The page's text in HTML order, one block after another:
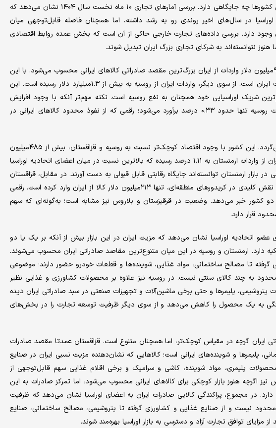
ایران تبدیل شده‌اند و سهم کالاهای ایرانی در این کشورها چه جایگاهی دارد. بررسی آمارهای تجاری ۱۰ ماه نخست سال ۱۴۰۴ نشان می‌دهد که
در سال‌های اخیر روندی رو به رشد داشته، اما همچنان فاصله قابل‌توجهی میان
دارد. بررسی داده‌های تجارت خارجی حاکی از آن است که بخش عمده روابط اقتصادی
هنوز نتوانسته‌اند به شرکای تجاری بزرگ ایران تبدیل شوند.
در میان پنج عضو اتحادیه، روسیه با بیش از ۹۲۵‌میلیون دلار واردات از ایران بزرگ‌ترین مقصد صادراتی کالاهای ایرانی محسوب می‌شود. با این
حال، این رقم تنها معادل ۲.۰۶ درصد کل صادرات ایران است. از سوی دیگر، واردات ایران از روسیه به بیش از ۱.۳‌میلیارد دلار رسیده است. این
شریک اوراسیایی خود همچنان به نفع روسیه است. نکته مهم‌تر آنکه با وجود افزایش
تعاملات سیاسی و اقتصادی، سهم ایران از واردات روسیه تنها حدود ۰.۳۳ درصد برآورد می‌شود؛ رقمی که از نفوذ محدود کالاهای ایرانی در
دومین نکته قابل‌توجه به جایگاه ارمنستان بازمی‌گردد. این کشور با وجود اقتصاد کوچک‌تر نسبت به روسیه و قزاقستان، بیش از ۴۸۵‌میلیون
دلار کالا از ایران وارد کرده است. همچنین سهم ایران از واردات ارمنستان به ۱.۱۱ درصد رسیده که بالاترین نسبت در میان اعضای اتحادیه اوراسیا
ارمنستان توانسته‌اند جایگاه رقابتی قابل قبولی به دست آورند. در مقابل، قزاقستان
با وجود وسعت جغرافیایی، جمعیت قابل‌توجه و نقش کلیدی در کریدورهای منطقه‌ای، تنها ۲۱۳‌میلیون دلار کالا از ایران وارد کرده است. رقمی
دو کشور خبر می‌دهد. وضعیت در قرقیزستان و بلاروس نیز مشابه است؛ به‌گونه‌ای که سهم
قرار دارد.
عضو اتحادیه اوراسیا نشان می‌دهد که مزیت ایران در این بازار بیش از آنکه بر یک یا دو
دارد. ارمنستان و روسیه در این میان متنوع‌ترین مقاصد صادراتی ایران محسوب می‌شوند.
گرفته تا مصالح ساختمانی، مواد غذایی، شوینده‌ها و قطعات خودرو حضور دارند؛ موضوعی
به چند کالای سنتی نیست. در روسیه نیز علاوه بر محصولات کشاورزی و غذایی نظیر
پتروشیمی، پلیمرها و حتی برخی ماشین‌آلات و تجهیزات صنعتی در سبد صادراتی ایران دیده
به یک محصول را کاهش می‌دهد و از سوی دیگر ظرفیت توسعه تجارت را در بخش‌های
ایران گرچه در مقیاس کوچک‌تر، اما همچنان متنوع است. قزاقستان عمدتا مقصد صادرات
پلیمرها و شوینده‌های ایرانی است؛ کالاهایی که نشان‌دهنده مزیت نسبی ایران در صنایع
پلیمری، مواد شوینده، کاشی و سرامیک و برخی اقلام غذایی سهم قابل‌توجهی از
اگرچه هنوز بازار کوچکی برای کالاهای ایرانی محسوب می‌شود، اما تمرکز صادرات به این
در مجموع، پراکندگی کالایی صادرات ایران به اعضای اوراسیا نشان می‌دهد که ظرفیت
نیست و از صنایع غذایی و کشاورزی گرفته تا پتروشیمی، مصالح ساختمانی، صنایع
توافق تجارت آزاد و دسترسی به بازار اوراسیا بهره‌مند شوند.